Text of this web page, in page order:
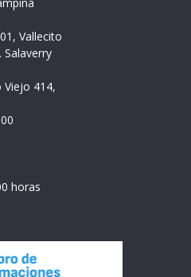
Vallecito
Salaverry
Viejo 414,
horas